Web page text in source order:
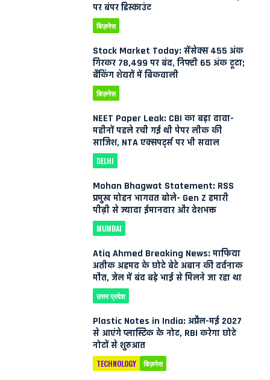
पर बंपर डिस्काउंट
बिज़नेस
Stock Market Today: सेंसेक्स 455 अंक
गिरकर 78,499 पर बंद, निफ्टी 65 अंक टूटा;
बैंकिंग शेयरों में बिकवाली
बिज़नेस
NEET Paper Leak: CBI का बड़ा दावा-
महीनों पहले रची गई थी पेपर लीक की
साजिश, NTA एक्सपर्ट्स पर भी सवाल
DELHI
Mohan Bhagwat Statement: RSS
प्रमुख मोहन भागवत बोले- Gen Z हमारी
पीढ़ी से ज्यादा ईमानदार और देशभक्त
MUMBAI
Atiq Ahmed Breaking News: माफिया
अतीक अहमद के छोटे बेटे अबान की दर्दनाक
मौत, जेल में बंद बड़े भाई से मिलने जा रहा था
उत्तर प्रदेश
Plastic Notes in India: अप्रैल-मई 2027
से आएंगे प्लास्टिक के नोट, RBI करेगा छोटे
नोटों से शुरुआत
TECHNOLOGY बिज़नेस